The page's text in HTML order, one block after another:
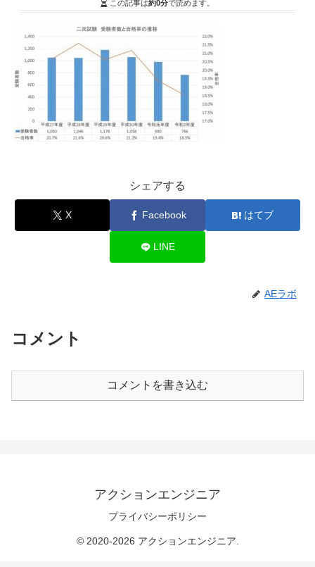
この記事は約0分で読めます。
シェアする
X Facebook はてブ
LINE
AEラボ
コメント
コメントを書き込む
アクションエンジニア
プライバシーポリシー
© 2020-2026 アクションエンジニア.